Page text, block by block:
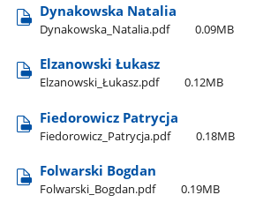
Dynakowska Natalia
Dynakowska​_Natalia.pdf 0.09MB
Elzanowski Łukasz
Elzanowski​_Łukasz.pdf 0.12MB
Fiedorowicz Patrycja
Fiedorowicz​_Patrycja.pdf 0.18MB
Folwarski Bogdan
Folwarski​_Bogdan.pdf 0.19MB